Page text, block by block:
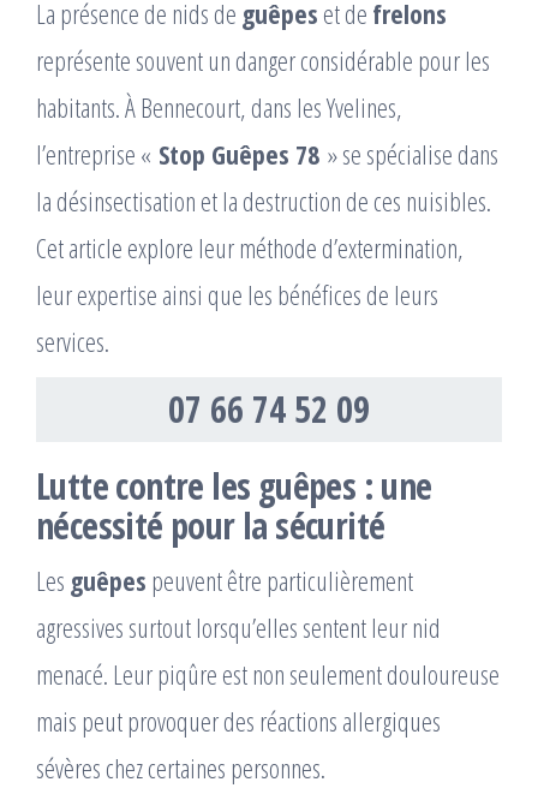
La présence de nids de guêpes et de frelons
représente souvent un danger considérable pour les
habitants. À Bennecourt, dans les Yvelines,
l’entreprise « Stop Guêpes 78 » se spécialise dans
la désinsectisation et la destruction de ces nuisibles.
Cet article explore leur méthode d’extermination,
leur expertise ainsi que les bénéfices de leurs
services.
07 66 74 52 09
Lutte contre les guêpes : une
nécessité pour la sécurité
Les guêpes peuvent être particulièrement
agressives surtout lorsqu’elles sentent leur nid
menacé. Leur piqûre est non seulement douloureuse
mais peut provoquer des réactions allergiques
sévères chez certaines personnes.